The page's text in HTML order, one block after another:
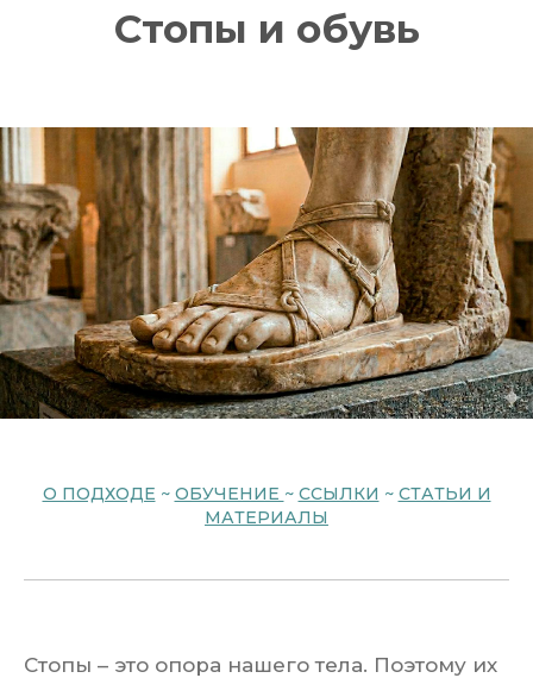
Стопы и обувь
О ПОДХОДЕ ~ ОБУЧЕНИЕ ~ ССЫЛКИ ~ СТАТЬИ И
МАТЕРИАЛЫ
Стопы – это опора нашего тела. Поэтому их